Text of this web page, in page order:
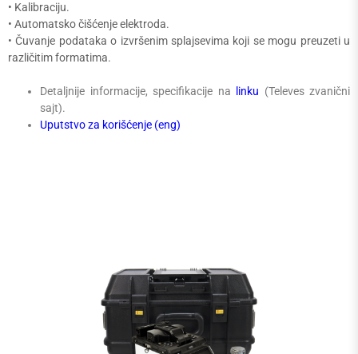
• Kalibraciju.
• Automatsko čišćenje elektroda.
• Čuvanje podataka o izvršenim splajsevima koji se mogu preuzeti u
različitim formatima.
Detaljnije informacije, specifikacije na linku (Televes zvanični
sajt).
Uputstvo za korišćenje (eng)